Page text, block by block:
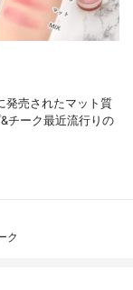
発売されたマット質
チーク最近流行りの
ク